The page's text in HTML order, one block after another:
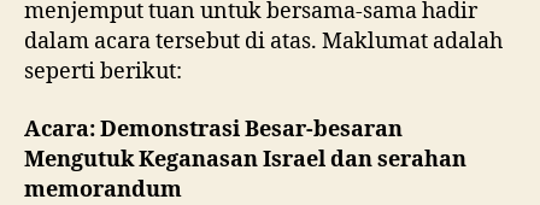
menjemput tuan untuk bersama-sama hadir
dalam acara tersebut di atas. Maklumat adalah
seperti berikut:
Acara: Demonstrasi Besar-besaran
Mengutuk Keganasan Israel dan serahan
memorandum